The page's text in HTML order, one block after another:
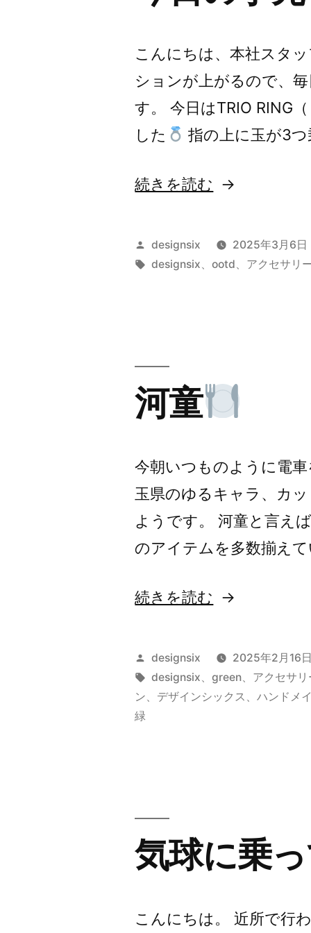
こんにちは、本社スタ
ションが上がるので、
す。 今日はTRIO RING
した
指の上に玉が3
“今
の
手
続きを読む
投
稿
designsix
2025年3月6日
タ
designsix 、ootd アクセサリ
河童
今朝いつものように電
玉県のゆるキャラ、カ
ようです。 河童と言え
のアイテムを多数揃え
“河
”
の
続きを読む
投
稿
者:
designsix
2025年2月16
タ
グ:
designsix 、green
アクセサリ
ン
デザインシックス 、ハンドメ
緑
気球に乗
こんにちは。 近所で行